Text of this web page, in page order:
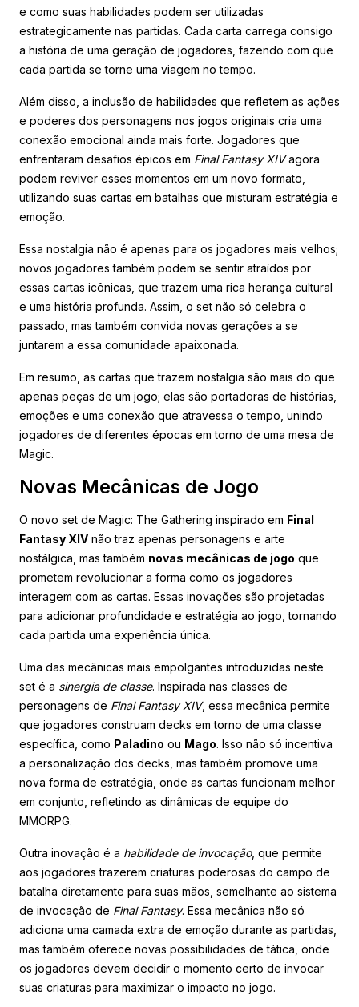
e como suas habilidades podem ser utilizadas
estrategicamente nas partidas. Cada carta carrega consigo
a história de uma geração de jogadores, fazendo com que
cada partida se torne uma viagem no tempo.
Além disso, a inclusão de habilidades que refletem as ações
e poderes dos personagens nos jogos originais cria uma
conexão emocional ainda mais forte. Jogadores que
enfrentaram desafios épicos em Final Fantasy XIVagora
podem reviver esses momentos em um novo formato,
utilizando suas cartas em batalhas que misturam estratégia e
emoção.
Essa nostalgia não é apenas para os jogadores mais velhos;
novos jogadores também podem se sentir atraídos por
essas cartas icônicas, que trazem uma rica herança cultural
e uma história profunda. Assim, o set não só celebra o
passado, mas também convida novas gerações a se
juntarem a essa comunidade apaixonada.
Em resumo, as cartas que trazem nostalgia são mais do que
apenas peças de um jogo; elas são portadoras de histórias,
emoções e uma conexão que atravessa o tempo, unindo
jogadores de diferentes épocas em torno de uma mesa de
Magic.
Novas Mecânicas de Jogo
O novo set de Magic: The Gathering inspirado em Final
Fantasy XIV não traz apenas personagens e arte
nostálgica, mas também novas mecânicas de jogo que
prometem revolucionar a forma como os jogadores
interagem com as cartas. Essas inovações são projetadas
para adicionar profundidade e estratégia ao jogo, tornando
cada partida uma experiência única.
Uma das mecânicas mais empolgantes introduzidas neste
set é a sinergia de classe. Inspirada nas classes de
personagens de Final Fantasy XIV, essa mecânica permite
que jogadores construam decks em torno de uma classe
específica, como Paladino ou Mago. Isso não só incentiva
a personalização dos decks, mas também promove uma
nova forma de estratégia, onde as cartas funcionam melhor
em conjunto, refletindo as dinâmicas de equipe do
MMORPG.
Outra inovação é a habilidade de invocação, que permite
aos jogadores trazerem criaturas poderosas do campo de
batalha diretamente para suas mãos, semelhante ao sistema
de invocação de Final Fantasy. Essa mecânica não só
adiciona uma camada extra de emoção durante as partidas,
mas também oferece novas possibilidades de tática, onde
os jogadores devem decidir o momento certo de invocar
suas criaturas para maximizar o impacto no jogo.